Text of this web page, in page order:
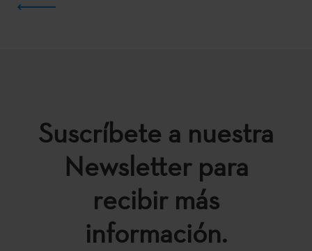
Suscríbete a nuestra
Newsletter para
recibir más
información.